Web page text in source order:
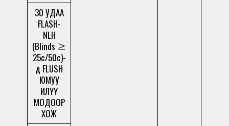
30 УДАА
FLASH-
NLH
(Blinds ≥
25c/50c)-
д FLUSH
ЮМУУ
ИЛҮҮ
МОДООР
ХОЖ